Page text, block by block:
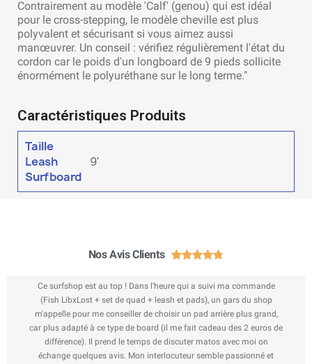
Contrairement au modèle 'Calf' (genou) qui est idéal
pour le cross-stepping, le modèle cheville est plus
polyvalent et sécurisant si vous aimez aussi
manœuvrer. Un conseil : vérifiez régulièrement l'état du
cordon car le poids d'un longboard de 9 pieds sollicite
énormément le polyuréthane sur le long terme."
Caractéristiques Produits
Taille
Leash
Surfboard
9'
Nos Avis Clients 
Ce surfshop est au top ! Dans l'heure qui a suivi ma commande
(Fish LibxLost + set de quad + leash et pads), un gars du shop
m'appelle pour me conseiller de choisir un pad arrière plus grand,
car plus adapté à ce type de board (il me fait cadeau des 2 euros de
différence). Il prend le temps de discuter matos avec moi on
échange quelques avis. Mon interlocuteur semble passionné et